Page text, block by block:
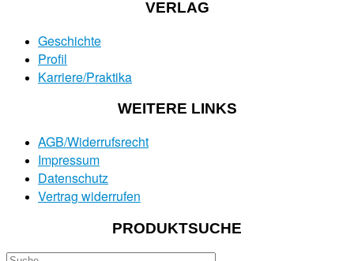
VERLAG
Geschichte
Profil
Karriere/Praktika
WEITERE LINKS
AGB/Widerrufsrecht
Impressum
Datenschutz
Vertrag widerrufen
PRODUKTSUCHE